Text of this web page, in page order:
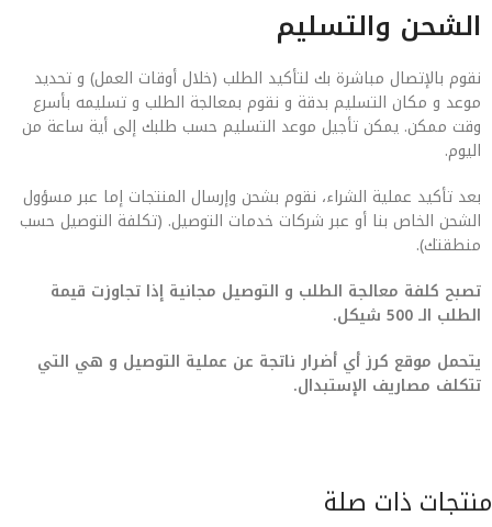
الشحن والتسليم
نقوم بالإتصال مباشرة بك لتأكيد الطلب (خلال أوقات العمل) و تحديد
موعد و مكان التسليم بدقة و نقوم بمعالجة الطلب و تسليمه بأسرع
وقت ممكن. يمكن تأجيل موعد التسليم حسب طلبك إلى أية ساعة من
اليوم.
بعد تأكيد عملية الشراء، نقوم بشحن وإرسال المنتجات إما عبر مسؤول
الشحن الخاص بنا أو عبر شركات خدمات التوصيل. (تكلفة التوصيل حسب
منطقتك).
تصبح كلفة معالجة الطلب و التوصيل مجانية إذا تجاوزت قيمة
الطلب الـ 500 شيكل.
يتحمل موقع كرز أي أضرار ناتجة عن عملية التوصيل و هي التي
تتكلف مصاريف الإستبدال.
منتجات ذات صلة